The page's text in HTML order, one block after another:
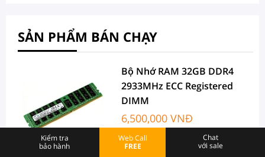
SẢN PHẨM BÁN CHẠY
Bộ Nhớ RAM 32GB DDR4
2933MHz ECC Registered
DIMM
6,500,000 VNĐ
Kiểm tra
bảo hành
Web Call
FREE
Chat
với sale